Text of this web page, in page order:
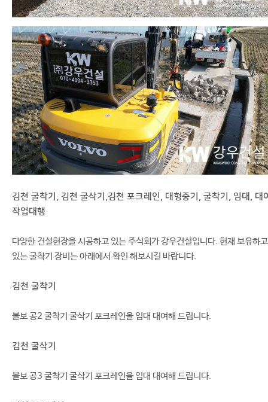
김천 굴착기, 김천 굴삭기,김천 포크레인, 대형중기, 굴착기, 임대, 대
작업대행
다양한 건설현장을 시공하고 있는 주식회가 강우건설입니다. 현재 보유하고
있는 굴착기 장비는 아래에서 확인 해보시길 바랍니다.
김천 굴착기
볼보 공2 굴착기 굴삭기 포크레인을 임대 대여해 드립니다.
김천 굴삭기
볼보 공3 굴착기 굴삭기 포크레인을 임대 대여해 드립니다.